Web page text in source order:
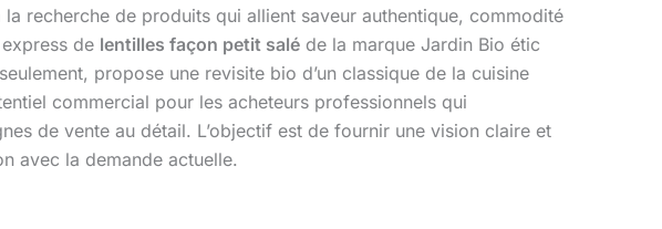
recherche de produits qui allient saveur authentique, commodité
de lentilles façon petit salé de la marque Jardin Bio étic
propose une revisite bio d’un classique de la cuisine
commercial pour les acheteurs professionnels qui
de vente au détail. L’objectif est de fournir une vision claire et
avec la demande actuelle.